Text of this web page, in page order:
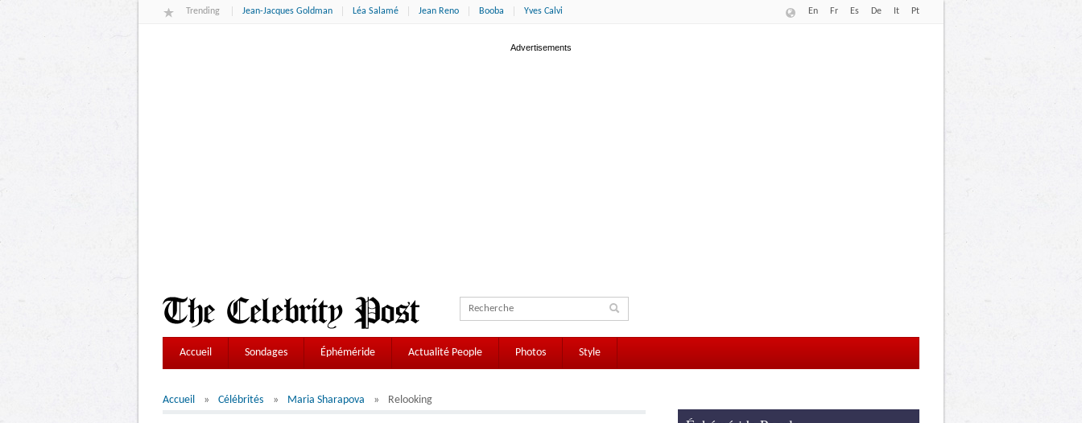
Trending Jean-Jacques Goldman Léa Salamé Jean Reno Booba Yves Calvi En Fr Es De It Pt
Accueil Sondages Éphéméride Actualité People Photos Style
Accueil Célébrités Maria Sharapova Relooking